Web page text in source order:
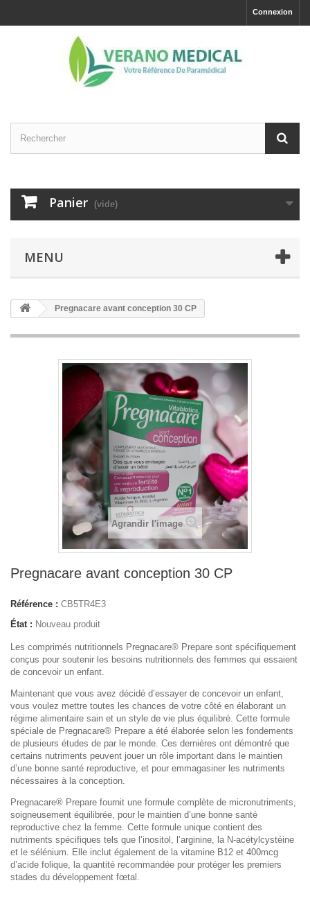
Connexion
Panier (vide)
MENU
Pregnacare avant conception 30 CP
Agrandir l'image
Pregnacare avant conception 30 CP
Référence : CB5TR4E3
État : Nouveau produit
Les comprimés nutritionnels Pregnacare® Prepare sont spécifiquement
conçus pour soutenir les besoins nutritionnels des femmes qui essaient
de concevoir un enfant.
Maintenant que vous avez décidé d’essayer de concevoir un enfant,
vous voulez mettre toutes les chances de votre côté en élaborant un
régime alimentaire sain et un style de vie plus équilibré. Cette formule
spéciale de Pregnacare® Prepare a été élaborée selon les fondements
de plusieurs études de par le monde. Ces dernières ont démontré que
certains nutriments peuvent jouer un rôle important dans le maintien
d’une bonne santé reproductive, et pour emmagasiner les nutriments
nécessaires à la conception.
Pregnacare® Prepare fournit une formule complète de micronutriments,
soigneusement équilibrée, pour le maintien d’une bonne santé
reproductive chez la femme. Cette formule unique contient des
nutriments spécifiques tels que l’inositol, l’arginine, la N-acétylcystéine
et le sélénium. Elle inclut également de la vitamine B12 et 400mcg
d’acide folique, la quantité recommandée pour protéger les premiers
stades du développement fœtal.